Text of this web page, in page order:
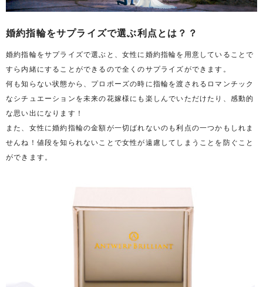
婚約指輪をサプライズで選ぶ利点とは？？
婚約指輪をサプライズで選ぶと、女性に婚約指輪を用意していることで
すら内緒にすることができるので全くのサプライズができます。
何も知らない状態から、プロポーズの時に指輪を渡されるロマンチック
なシチュエーションを未来の花嫁様にも楽しんでいただけたり、感動的
な思い出になります！
また、女性に婚約指輪の金額が一切ばれないのも利点の一つかもしれま
せんね！値段を知られないことで女性が遠慮してしまうことを防ぐこと
ができます。